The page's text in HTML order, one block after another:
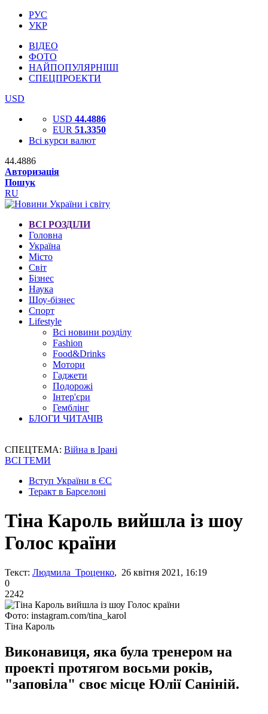
РУС
УКР
ВІДЕО
ФОТО
НАЙПОПУЛЯРНІШІ
СПЕЦПРОЕКТИ
USD
USD 44.4886
EUR 51.3350
Всі курси валют
44.4886
Авторизація
Пошук
RU
ВСІ РОЗДІЛИ
Головна
Україна
Місто
Світ
Бізнес
Наука
Шоу-бізнес
Спорт
Lifestyle
Всі новини розділу
Fashion
Food&Drinks
Мотори
Гаджети
Подорожі
Інтер'єри
Гемблінг
БЛОГИ ЧИТАЧІВ
СПЕЦТЕМА: Війна в Ірані
ВСІ ТЕМИ
Вступ України в ЄС
Теракт в Барселоні
Тіна Кароль вийшла із шоу
Голос країни
Текст: Людмила Троценко, 26 квітня 2021, 16:19
0
2242
Фото: instagram.com/tina_karol
Тіна Кароль
Виконавиця, яка була тренером на
проекті протягом восьми років,
"заповіла" своє місце Юлії Саніній.